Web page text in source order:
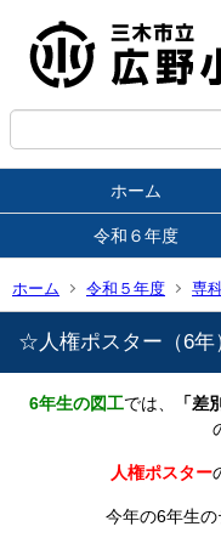
ホーム
令和６年度
ホーム 令和５年度 専
☆人権ポスター（6
6年生の図工では、
「
人権ポスター
今年の6年生の